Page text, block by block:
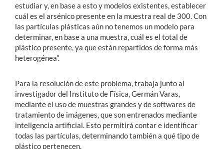
estudiar y, en base a esto y modelos existentes, establecer
cuál es el arsénico presente en la muestra real de 300. Con
las partículas plásticas aún no tenemos un modelo para
determinar, en base a una muestra, cuál es el total de
plástico presente, ya que están repartidos de forma más
heterogénea”.
Para la resolución de este problema, trabaja junto al
investigador del Instituto de Física, Germán Varas,
mediante el uso de muestras grandes y de softwares de
tratamiento de imágenes, que son entrenados mediante
inteligencia artificial. Esto permitirá contar e identificar
todas las partículas, determinando también a qué tipo de
plástico pertenecen.